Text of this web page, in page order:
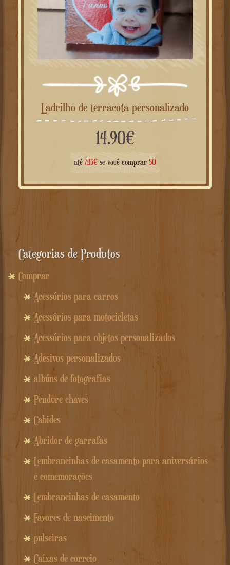
Ladrilho de terracota personalizado
14.90€
até 7.45€ se você comprar 50
Categorias de Produtos
Comprar
Acessórios para carros
Acessórios para motocicletas
Acessórios para objetos personalizados
Adesivos personalizados
albúns de fotografias
Pendure chaves
Cabides
Abridor de garrafas
Lembrancinhas de casamento para aniversários
e comemorações
Lembrancinhas de casamento
Favores de nascimento
pulseiras
Caixas de correio